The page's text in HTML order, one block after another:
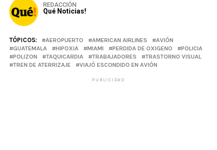
REDACCIÓN
Qué Noticias!
TÓPICOS: AEROPUERTO AMERICAN AIRLINES
AVIÓN
GUATEMALA
HIPOXIA MIAMI PERDIDA DE OXIGENO
POLICIA
POLIZON
TAQUICARDIA TRABAJADORES
TRASTORNO VISUAL
TREN DE ATERRIZAJE
VIAJÓ ESCONDIDO EN AVIÓN
PUBLICIDAD